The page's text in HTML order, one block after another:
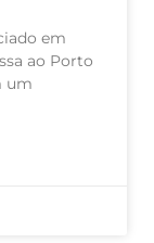
em
ao Porto
um